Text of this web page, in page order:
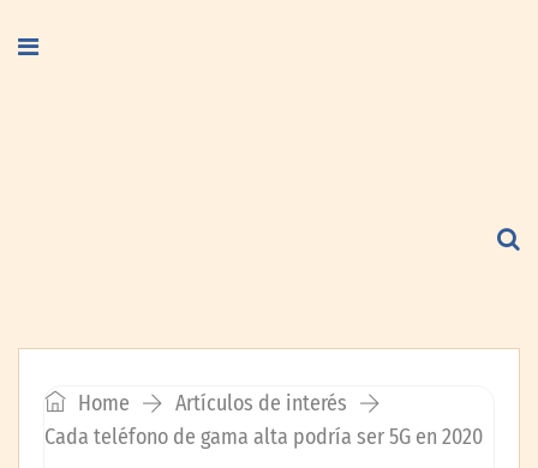
Home
Artículos de interés
Cada teléfono de gama alta podría ser 5G en 2020